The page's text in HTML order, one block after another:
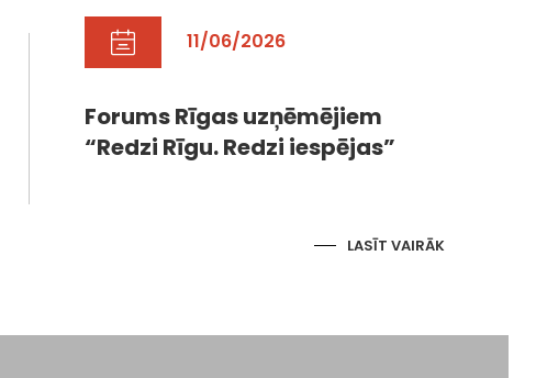
11/06/2026
Forums Rīgas uzņēmējiem
“Redzi Rīgu. Redzi iespējas”
LASĪT VAIRĀK